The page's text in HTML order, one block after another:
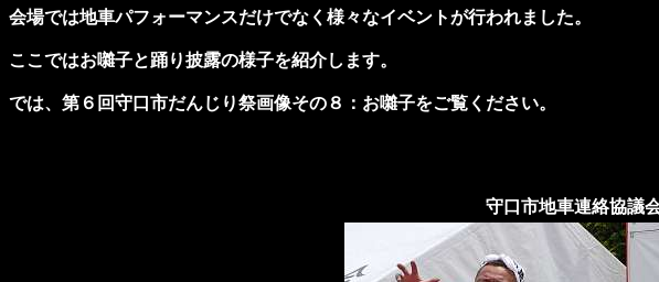
会場では地車パフォーマンスだけでなく様々なイベントが行われました。
ここではお囃子と踊り披露の様子を紹介します。
では、第６回守口市だんじり祭画像その８：お囃子をご覧ください。
守口市地車連絡協議